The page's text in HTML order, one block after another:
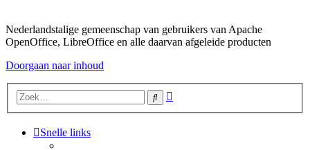
Nederlandstalige gemeenschap van gebruikers van Apache
OpenOffice, LibreOffice en alle daarvan afgeleide producten
Doorgaan naar inhoud
Zoek
Snelle links